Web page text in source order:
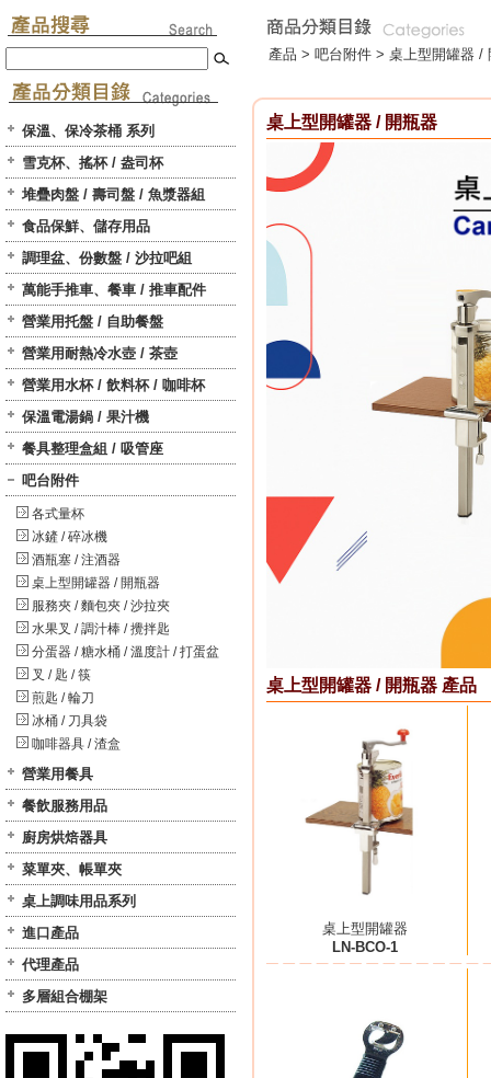
保溫、保冷茶桶 系列
雪克杯、搖杯 / 盎司杯
堆疊肉盤 / 壽司盤 / 魚漿器組
食品保鮮、儲存用品
調理盆、份數盤 / 沙拉吧組
萬能手推車、餐車 / 推車配件
營業用托盤 / 自助餐盤
營業用耐熱冷水壺 / 茶壺
營業用水杯 / 飲料杯 / 咖啡杯
保溫電湯鍋 / 果汁機
餐具整理盒組 / 吸管座
吧台附件
各式量杯
冰鏟 / 碎冰機
酒瓶塞 / 注酒器
桌上型開罐器 / 開瓶器
服務夾 / 麵包夾 / 沙拉夾
水果叉 / 調汁棒 / 攪拌匙
分蛋器 / 糖水桶 / 溫度計 / 打蛋盆
叉 / 匙 / 筷
煎匙 / 輪刀
冰桶 / 刀具袋
咖啡器具 / 渣盒
營業用餐具
餐飲服務用品
廚房烘焙器具
菜單夾、帳單夾
桌上調味用品系列
進口產品
代理產品
多層組合棚架
產品 > 吧台附件 > 桌上型開罐器 /
桌上型開罐器 / 開瓶器
桌上型開罐器 / 開瓶器 產品
桌上型開罐器
LN-BCO-1